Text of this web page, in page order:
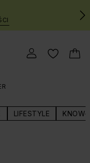
LIFESTYLE KNOW-